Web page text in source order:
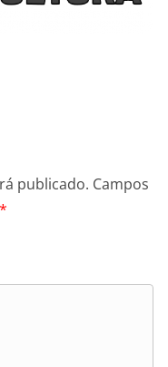
publicado. Campos
*